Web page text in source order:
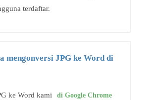
terdaftar.
mengonversi JPG ke Word di
ke Word kami
di Google Chrome